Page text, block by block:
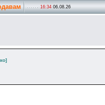
16:34 06.08.26